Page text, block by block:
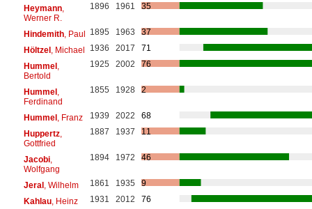
Heymann,
Werner R.
1896 1961 35
Hindemith, Paul 1895 1963
37
Höltzel, Michael 1936 2017
71
Hummel,
Bertold
1925 2002 76
Hummel,
Ferdinand
1855 1928 2
Hummel, Franz 1939 2022
68
Huppertz,
Gottfried
1887 1937 11
Jacobi,
Wolfgang
1894 1972 46
Jeral, Wilhelm 1861 1935
9
Kahlau, Heinz 1931 2012
76